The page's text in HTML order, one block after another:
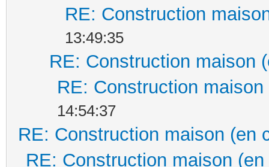
RE: Construction
13:49:35
RE: Construction maison
RE: Construction
14:54:37
RE: Construction maison (en
RE: Construction maison